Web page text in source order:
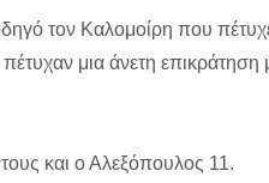
τον Καλομοίρη που
μια άνετη
και ο Αλεξόπουλος 11.